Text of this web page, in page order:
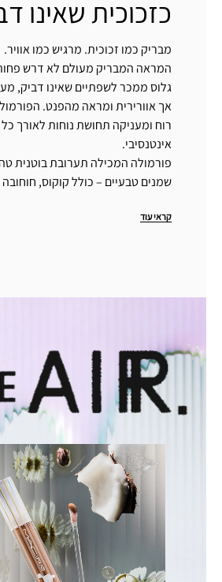
כזכוכית שאינו
מבריק כמו זכוכית. מרגיש כמו אוויר.
המראה המבריק מעולם לא דרש
גלוס ממכר לשפתיים שאינו דביק,
אך אוורירית ומראה מהפנט.
רוח ומעניקה תחושת נוחות לאורך
אינטנסיבי.
שמנים טבעיים – כולל קוקוס, חוחובה
קראי עוד